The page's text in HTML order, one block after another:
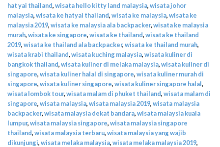
hat yai thailand,wisata hello kitty land malaysia,wisata johor
malaysia,wisata ke hatyai thailand,wisata ke malaysia,wisata ke
malaysia 2019,wisata ke malaysia ala backpacker,wisata ke malaysia
murah,wisata ke singapore,wisata ke thailand,wisata ke thailand
2019,wisata ke thailand ala backpacker,wisata ke thailand murah,
wisata krabi thailand,wisata kuching malaysia,wisata kuliner di
bangkok thailand,wisata kuliner di melaka malaysia,wisata kuliner di
singapore,wisata kuliner halal di singapore,wisata kuliner murah di
singapore,wisata kuliner singapore,wisata kuliner singapore halal,
wisata lombok tour,wisata malam di phuket thailand,wisata malam di
singapore,wisata malaysia,wisata malaysia 2019,wisata malaysia
backpacker,wisata malaysia dekat bandara,wisata malaysia kuala
lumpur,wisata malaysia singapore,wisata malaysia singapore
thailand,wisata malaysia terbaru,wisata malaysia yang wajib
dikunjungi,wisata melaka malaysia,wisata melaka malaysia 2019,